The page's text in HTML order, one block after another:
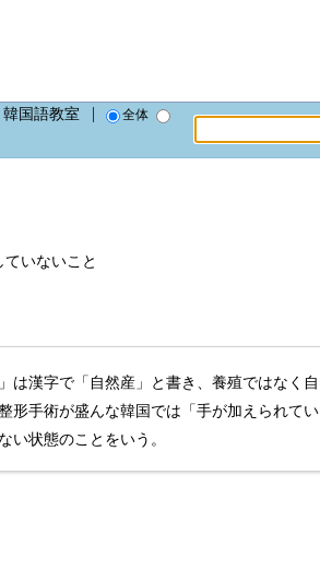
韓国語教室
全体
いないこと
は漢字で「自然産」と書き、養殖ではなく自
形手術が盛んな韓国では「手が加えられてい
い状態のことをいう。